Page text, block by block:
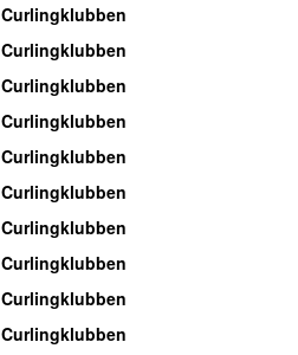
Curlingklubben
Curlingklubben
Curlingklubben
Curlingklubben
Curlingklubben
Curlingklubben
Curlingklubben
Curlingklubben
Curlingklubben
Curlingklubben